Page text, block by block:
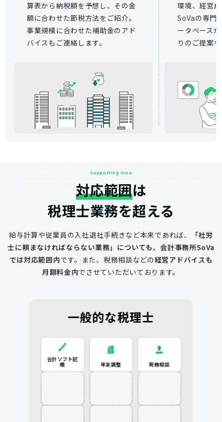
算表から納税額を予想し、その金
額に合わせた節税方法をご紹介。
事業規模に合わせた補助金のアド
バイスもご連絡します。
環境、経営
SoVaの専門
ータベース
りのご提案
Supporting Area
対応範囲は
税理士業務を超える
給与計算や従業員の入社退社手続きなど本来であれば、
「社労
士に頼まなければならない業務」についても、会計事務所SoVa
では対応範囲内です。 また、税務相談などの経営アドバイスも
月額料金内でさせていただいております。
一般的な税理士
年末調整
税務相談
会計ソフト記帳